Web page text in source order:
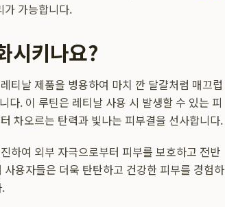
가 가능합니다.
시키나요?
티날 제품을 병용하여 마치 깐 달걀처럼 매끄럽
다. 이 루틴은 레티날 사용 시 발생할 수 있는 피
차오르는 탄력과 빛나는 피부결을 선사합니다.
하여 외부 자극으로부터 피부를 보호하고 전반
용자들은 더욱 탄탄하고 건강한 피부를 경험하